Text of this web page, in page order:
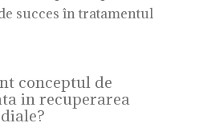
succes în tratamentul
conceptul de
in recuperarea